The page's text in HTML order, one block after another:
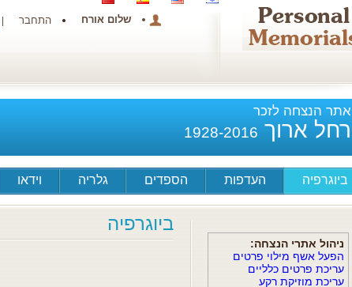
שלום אורח
התחבר
אתר הנצחה לזכר
רחל ארוך 1928-2016
ביוגרפיה העדפות הספדים גלריה וידאו
ניהול אתרי הנצחה:
הפעל אשף מילוי פרטים
עריכת פרטים כלליים
עריכת מוזיקת רקע
ביוגרפיה